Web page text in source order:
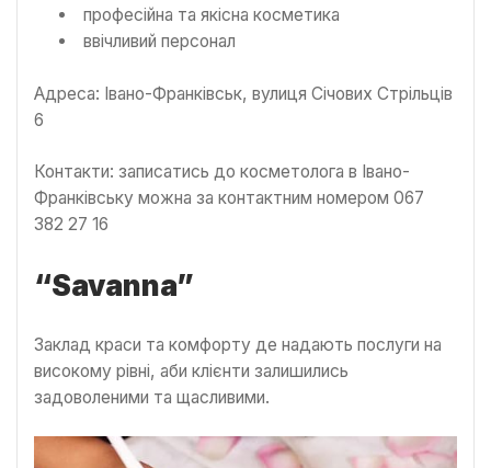
професійна та якісна косметика
ввічливий персонал
Адреса: Івано-Франківськ, вулиця Січових Стрільців
6
Контакти: записатись до косметолога в Івано-
Франківську можна за контактним номером 067
382 27 16
“Savanna”
Заклад краси та комфорту де надають послуги на
високому рівні, аби клієнти залишились
задоволеними та щасливими.